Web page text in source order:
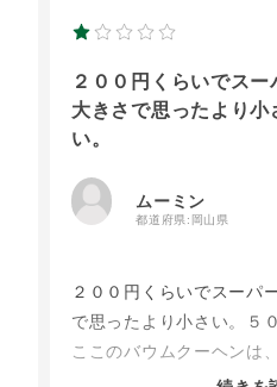
２００円くらいでス
大きさで思ったより
い。
ムーミン
都道府県: 岡山県
２００円くらいでスーパ
で思ったより小さい。５
ここのバウムクーヘンは
た感じで好みが分かれる